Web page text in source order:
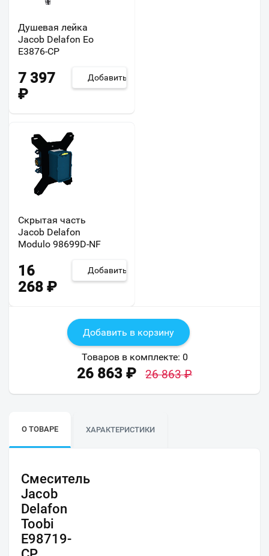
Душевая лейка
Jacob Delafon Eo
E3876-CP
7 397
₽
Добавить
Скрытая часть
Jacob Delafon
Modulo 98699D-NF
16
268 ₽
Добавить
Добавить в корзину
Товаров в комплекте: 0
26 863 ₽ 26 863₽
О ТОВАРЕ ХАРАКТЕРИСТИКИ
Смеситель
Jacob
Delafon
Toobi
E98719-